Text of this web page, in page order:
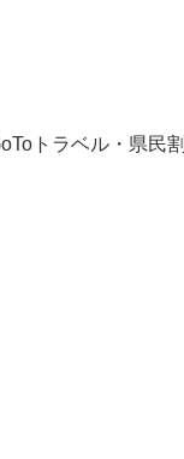
トラベル・県民割